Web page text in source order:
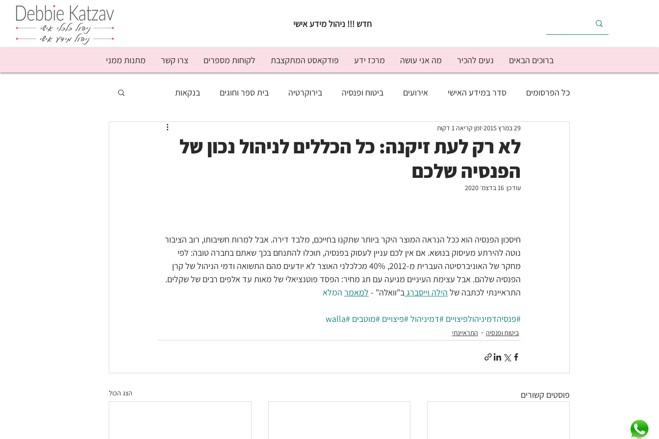
חדש !!! ניהול מידע אישי
ברוכים הבאים נעים להכיר מה אני עושה מרכז ידע פודקאסט המתקצבת לקוחות מספרים צרו קשר מתנות ממני
כל הפרסומים סדר במידע האישי אירועים ביטוח ופנסיה בירוקרטיה בית ספר וחוגים בנקאות
הוצאות הבית הכנסה מבצעים
מוטיבציה/יישום מימוש יעדים מעקב תקציבי
לא רק לעת זיקנה: כל הכללים לניהול נכון של
הפנסיה שלכם
29 במרץ 2015 זמן קריאה 1 דקות
עודכן: 16 בדצמ׳ 2020
חיסכון הפנסיה הוא ככל הנראה המוצר היקר ביותר שתקנו בחייכם, מלבד דירה. אבל למרות חשיבותו, רוב הציבור
נוטה להירתע מעיסוק בנושא. אם אין לכם עניין לעסוק בפנסיה, תוכלו להתנחם בכך שאתם בחברה טובה: לפי
מחקר של האוניברסיטה העברית מ-2012, 40% מכלכלני האוצר לא יודעים מהם התשואה ודמי הניהול של קרן
הפנסיה שלהם. אבל עצימת העיניים מגיעה עם תג מחיר: הפסד פוטנציאלי של מאות עד אלפים רבים של שקלים.
התראיינתי לכתבה של הילה וייסברג ב"וואלה" - למאמר המלא
#פנסיהדמיניהולפיצויים #דמיניהול#פיצויים #מוטבים #walla
ביטוח ופנסיה התראיינתי
פוסטים קשורים הצג הכול